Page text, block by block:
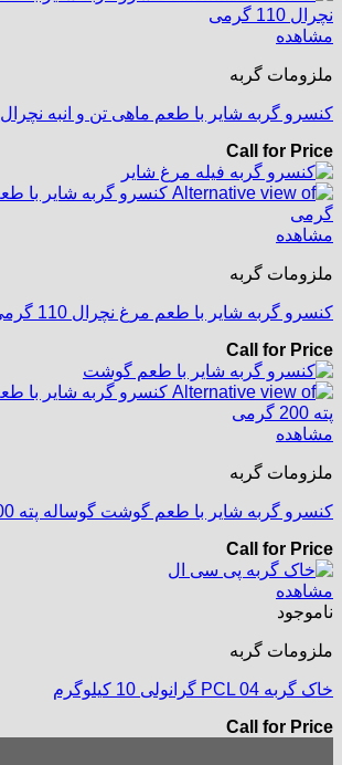
مشاهده
ملزومات گربه
کنسرو گربه شایر با طعم ماهی تن و انبه نچرال 110 گرمی
Call for Price
مشاهده
ملزومات گربه
کنسرو گربه شایر با طعم مرغ نچرال 110 گرمی
Call for Price
مشاهده
ملزومات گربه
کنسرو گربه شایر با طعم گوشت گوساله پته 200 گرمی
Call for Price
مشاهده
ناموجود
ملزومات گربه
خاک گربه PCL 04 گرانولی 10 کیلوگرم
Call for Price